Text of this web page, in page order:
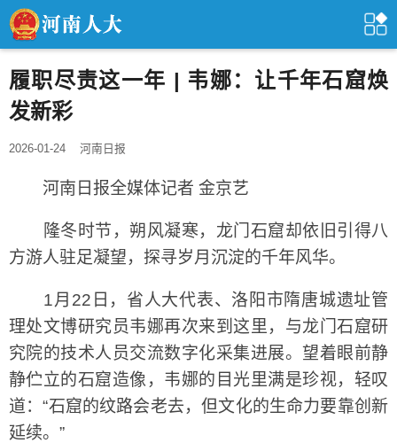
履职尽责这一年 | 韦娜：让千年石窟焕
发新彩
2026-01-24 河南日报
河南日报全媒体记者 金京艺
隆冬时节，朔风凝寒，龙门石窟却依旧引得八
方游人驻足凝望，探寻岁月沉淀的千年风华。
1月22日，省人大代表、洛阳市隋唐城遗址管
理处文博研究员韦娜再次来到这里，与龙门石窟研
究院的技术人员交流数字化采集进展。望着眼前静
静伫立的石窟造像，韦娜的目光里满是珍视，轻叹
道：“石窟的纹路会老去，但文化的生命力要靠创新
延续。”